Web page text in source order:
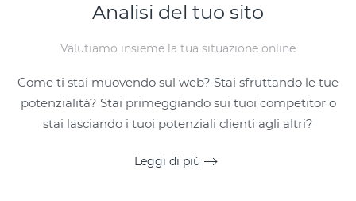
Analisi del tuo sito
Valutiamo insieme la tua situazione online
Come ti stai muovendo sul web? Stai sfruttando le tue
potenzialità? Stai primeggiando sui tuoi competitor o
stai lasciando i tuoi potenziali clienti agli altri?
Leggi di più